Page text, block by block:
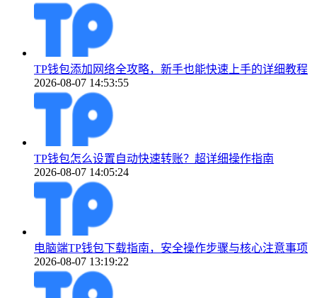
TP钱包添加网络全攻略，新手也能快速上手的详细教程
2026-08-07 14:53:55
TP钱包怎么设置自动快速转账？超详细操作指南
2026-08-07 14:05:24
电脑端TP钱包下载指南，安全操作步骤与核心注意事项
2026-08-07 13:19:22